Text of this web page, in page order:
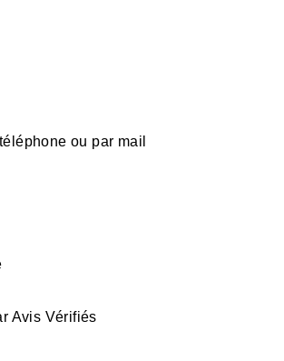
ou par mail
Avis Vérifiés